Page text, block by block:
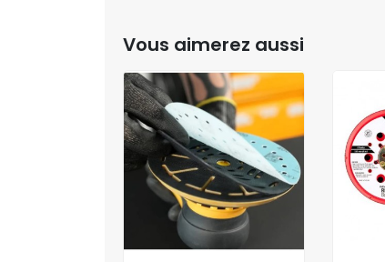
Vous aimerez aussi